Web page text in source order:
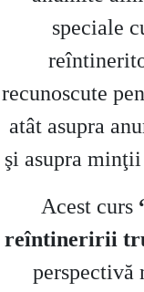
speciale
recunoscute
atât asupra
şi asupra
Acest curs
reîntineririi
perspectivă